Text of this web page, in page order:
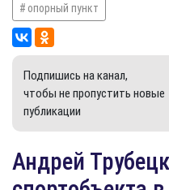
опорный пункт
Подпишись на канал,
чтобы не пропустить новые
публикации
Андрей